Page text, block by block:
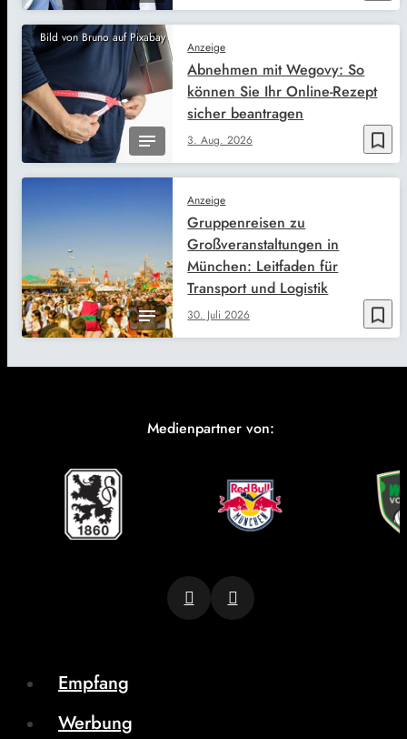
Bild von Bruno auf Pixabay
bookmark_border
Anzeige
3. Aug. 2026
Abnehmen mit Wegovy: So
können Sie Ihr Online-Rezept
sicher beantragen
bookmark_border
Anzeige
30. Juli 2026
Gruppenreisen zu
Großveranstaltungen in
München: Leitfaden für
Transport und Logistik
Medienpartner von:
Empfang
Werbung